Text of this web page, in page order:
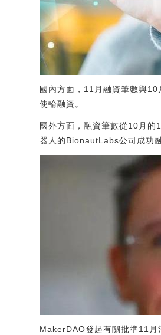
國內方面，11月融資筆數與
使輪融資。
國外方面，融資筆數從10月
器人的BionautLabs公司成功
MakerDAO發起有關批準11